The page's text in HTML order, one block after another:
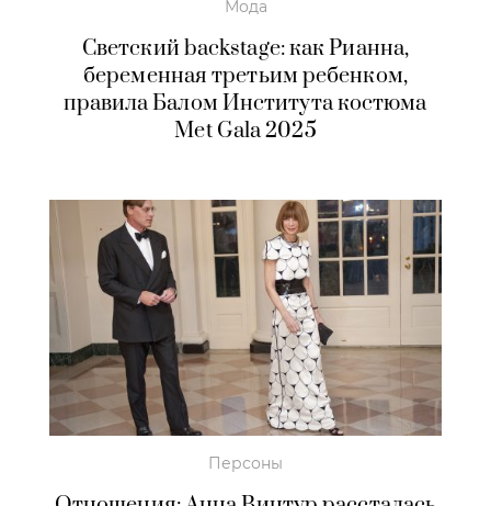
Мода
Светский backstage: как Рианна,
беременная третьим ребенком,
правила Балом Института костюма
Met Gala 2025
Персоны